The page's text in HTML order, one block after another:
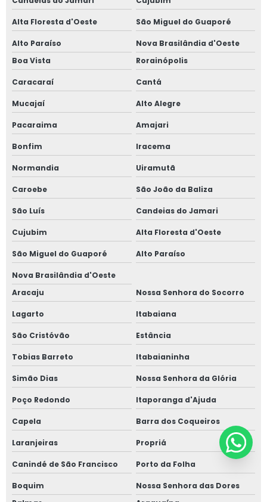
Alta Floresta d'Oeste São Miguel do Guaporé
Alto Paraíso
Nova Brasilândia d'Oeste
Boa Vista
Rorainópolis
Caracaraí Cantá
Mucajaí Alto Alegre
Pacaraima Amajari
Bonfim Iracema
Normandia Uiramutã
Caroebe São João da Baliza
São Luís Candeias do Jamari
Cujubim Alta Floresta d'Oeste
São Miguel do Guaporé Alto Paraíso
Nova Brasilândia d'Oeste
Aracaju
Nossa Senhora do Socorro
Lagarto Itabaiana
São Cristóvão Estância
Tobias Barreto Itabaianinha
Simão Dias Nossa Senhora da Glória
Poço Redondo Itaporanga d'Ajuda
Capela Barra dos Coqueiros
Laranjeiras Propriá
Canindé de São Francisco Porto da Folha
Boquim
Nossa Senhora das Dores